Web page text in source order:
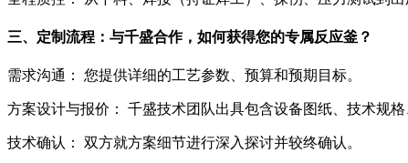
三、定制流程：与千盛合作，如何获得您的专属反应釜？
需求沟通： 您提供详细的工艺参数、预算和预期目标。
方案设计与报价： 千盛技术团队出具包含设备图纸、技术规格
技术确认： 双方就方案细节进行深入探讨并较终确认。